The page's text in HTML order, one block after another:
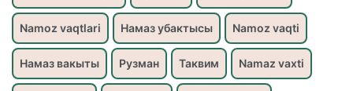
Namoz vaqtlari Намаз убактысы Namoz vaqti
Намаз вакыты Рузман Таквим Namaz vaxti